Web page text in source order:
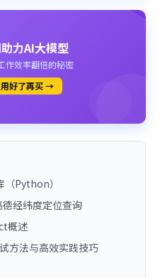
力AI大模型
作效率翻倍的秘密
好了再买 →
Python）
经纬度定位查询
概述
方法与高效实践技巧